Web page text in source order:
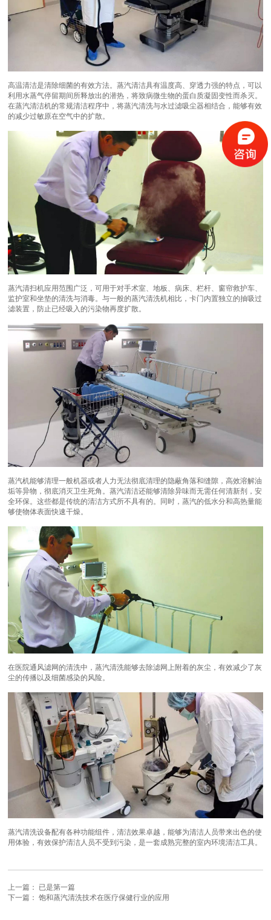
高温清洁是清除细菌的有效方法。蒸汽清洁具有温度高、穿透力强的特点，可以
利用水蒸气停留期间所释放出的潜热，将致病微生物的蛋白质凝固变性而杀灭。
在蒸汽清洁机的常规清洁程序中，将蒸汽清洗与水过滤吸尘器相结合，能够有效
的减少过敏原在空气中的扩散。
蒸汽清扫机应用范围广泛，可用于对手术室、地板、病床、栏杆、窗帘救护车、
监护室和坐垫的清洗与消毒。与一般的蒸汽清洗机相比，卡门内置独立的抽吸过
滤装置，防止已经吸入的污染物再度扩散。
蒸汽机能够清理一般机器或者人力无法彻底清理的隐蔽角落和缝隙，高效溶解油
垢等异物，彻底消灭卫生死角。蒸汽清洁还能够清除异味而无需任何清新剂，安
全环保。这些都是传统的清洁方式所不具有的。同时，蒸汽的低水分和高热量能
够使物体表面快速干燥。
在医院通风滤网的清洗中，蒸汽清洗能够去除滤网上附着的灰尘，有效减少了灰
尘的传播以及细菌感染的风险。
蒸汽清洗设备配有各种功能组件，清洁效果卓越，能够为清洁人员带来出色的使
用体验，有效保护清洁人员不受到污染，是一套成熟完整的室内环境清洁工具。
上一篇： 已是第一篇
下一篇：饱和蒸汽清洗技术在医疗保健行业的应用